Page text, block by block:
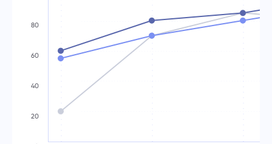
80
60
40
20
или перетащить мышкой
Отправить
Отправить
Нажимая на кнопку «Отправить», вы соглашаетесь
на обработку персональных данных согласно
Политике конфиденциальности.
Загрузить файлы или перетащить мышкой
We will contact you soon
постараемся внедрить в продукт. Вы помогаете
нам становиться лучше с каждым днем!
Предложить
Нажимая на кнопку, вы подтверждаете свое
согласие на обработку
персональные данные.